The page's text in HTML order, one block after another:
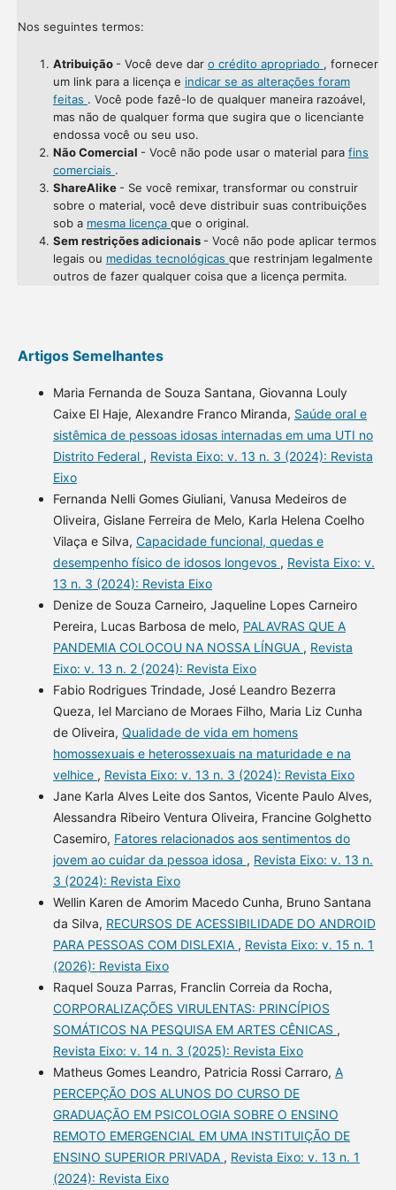
Nos seguintes termos:
Atribuição - Você deve dar o crédito apropriado , fornecer
um link para a licença e indicar se as alterações foram
feitas . Você pode fazê-lo de qualquer maneira razoável,
mas não de qualquer forma que sugira que o licenciante
endossa você ou seu uso.
Não Comercial - Você não pode usar o material para fins
comerciais .
ShareAlike - Se você remixar, transformar ou construir
sobre o material, você deve distribuir suas contribuições
sob a mesma licença que o original.
Sem restrições adicionais - Você não pode aplicar termos
legais ou medidas tecnológicas que restrinjam legalmente
outros de fazer qualquer coisa que a licença permita.
Artigos Semelhantes
Maria Fernanda de Souza Santana, Giovanna Louly
Caixe El Haje, Alexandre Franco Miranda, Saúde oral e
sistêmica de pessoas idosas internadas em uma UTI no
Distrito Federal , Revista Eixo: v. 13 n. 3 (2024): Revista
Eixo
Fernanda Nelli Gomes Giuliani, Vanusa Medeiros de
Oliveira, Gislane Ferreira de Melo, Karla Helena Coelho
Vilaça e Silva, Capacidade funcional, quedas e
desempenho físico de idosos longevos , Revista Eixo: v.
13 n. 3 (2024): Revista Eixo
Denize de Souza Carneiro, Jaqueline Lopes Carneiro
Pereira, Lucas Barbosa de melo, PALAVRAS QUE A
PANDEMIA COLOCOU NA NOSSA LÍNGUA , Revista
Eixo: v. 13 n. 2 (2024): Revista Eixo
Fabio Rodrigues Trindade, José Leandro Bezerra
Queza, Iel Marciano de Moraes Filho, Maria Liz Cunha
de Oliveira, Qualidade de vida em homens
homossexuais e heterossexuais na maturidade e na
velhice , Revista Eixo: v. 13 n. 3 (2024): Revista Eixo
Jane Karla Alves Leite dos Santos, Vicente Paulo Alves,
Alessandra Ribeiro Ventura Oliveira, Francine Golghetto
Casemiro, Fatores relacionados aos sentimentos do
jovem ao cuidar da pessoa idosa , Revista Eixo: v. 13 n.
3 (2024): Revista Eixo
Wellin Karen de Amorim Macedo Cunha, Bruno Santana
da Silva, RECURSOS DE ACESSIBILIDADE DO ANDROID
PARA PESSOAS COM DISLEXIA , Revista Eixo: v. 15 n. 1
(2026): Revista Eixo
Raquel Souza Parras, Franclin Correia da Rocha,
CORPORALIZAÇÕES VIRULENTAS: PRINCÍPIOS
SOMÁTICOS NA PESQUISA EM ARTES CÊNICAS ,
Revista Eixo: v. 14 n. 3 (2025): Revista Eixo
Matheus Gomes Leandro, Patricia Rossi Carraro, A
PERCEPÇÃO DOS ALUNOS DO CURSO DE
GRADUAÇÃO EM PSICOLOGIA SOBRE O ENSINO
REMOTO EMERGENCIAL EM UMA INSTITUIÇÃO DE
ENSINO SUPERIOR PRIVADA , Revista Eixo: v. 13 n. 1
(2024): Revista Eixo